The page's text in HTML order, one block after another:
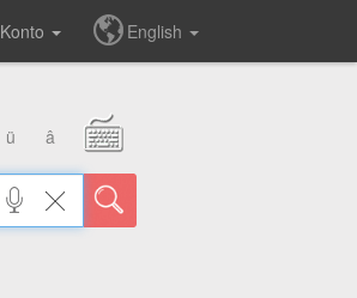
Konto English
ü â